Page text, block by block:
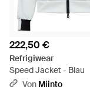
222,50 €
Refrigiwear
Speed Jacket - Blau
Von Miinto